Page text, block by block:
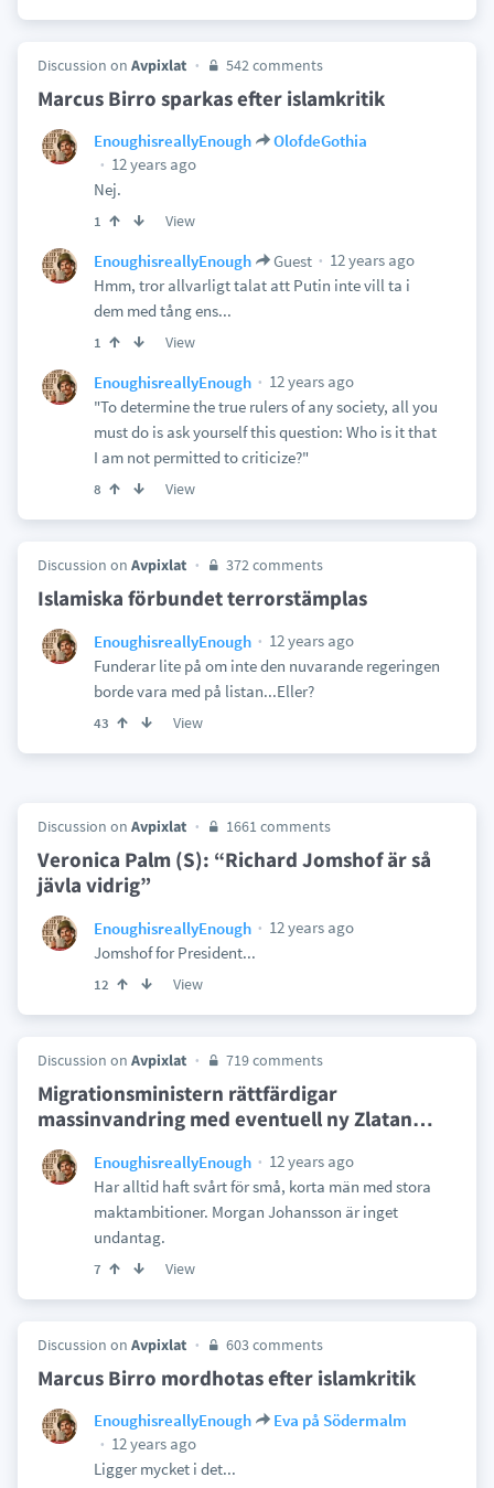
Discussion on Avpixlat 542 comments
Marcus Birro sparkas efter islamkritik
EnoughisreallyEnough
OlofdeGothia
12 years ago
Nej.
1 View
EnoughisreallyEnough Guest
12 years ago
Hmm, tror allvarligt talat att Putin inte vill ta i
dem med tång ens...
1 View
EnoughisreallyEnough
12 years ago
"To determine the true rulers of any society, all you
must do is ask yourself this question: Who is it that
I am not permitted to criticize?"
8 View
Discussion on Avpixlat 372 comments
Islamiska förbundet terrorstämplas
EnoughisreallyEnough
12 years ago
Funderar lite på om inte den nuvarande regeringen
borde vara med på listan...Eller?
43 View
Discussion on Avpixlat 1661 comments
Veronica Palm (S): “Richard Jomshof är så
jävla vidrig”
EnoughisreallyEnough
12 years ago
Jomshof for President...
12 View
Discussion on Avpixlat 719 comments
Migrationsministern rättfärdigar
massinvandring med eventuell ny Zlatan…
EnoughisreallyEnough
12 years ago
Har alltid haft svårt för små, korta män med stora
maktambitioner. Morgan Johansson är inget
undantag.
7 View
Discussion on Avpixlat 603 comments
Marcus Birro mordhotas efter islamkritik
EnoughisreallyEnough
Eva på Södermalm
12 years ago
Ligger mycket i det...